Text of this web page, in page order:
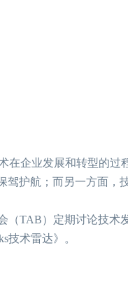
在企业发展和转型的
驾护航；而另一方面，
（TAB）定期讨论技
技术雷达》。